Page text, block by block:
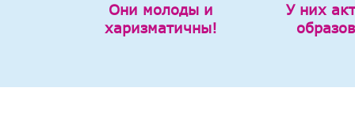
Они молоды и
харизматичны!
У них